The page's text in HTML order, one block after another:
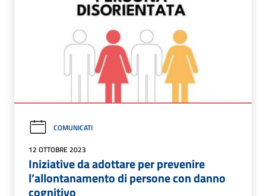
COMUNICATI
12 OTTOBRE 2023
Iniziative da adottare per prevenire
l’allontanamento di persone con danno
cognitivo